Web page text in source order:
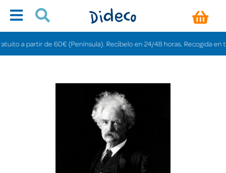
a partir de 60€ (Península). Recíbelo en 24/48 horas. Recogida en